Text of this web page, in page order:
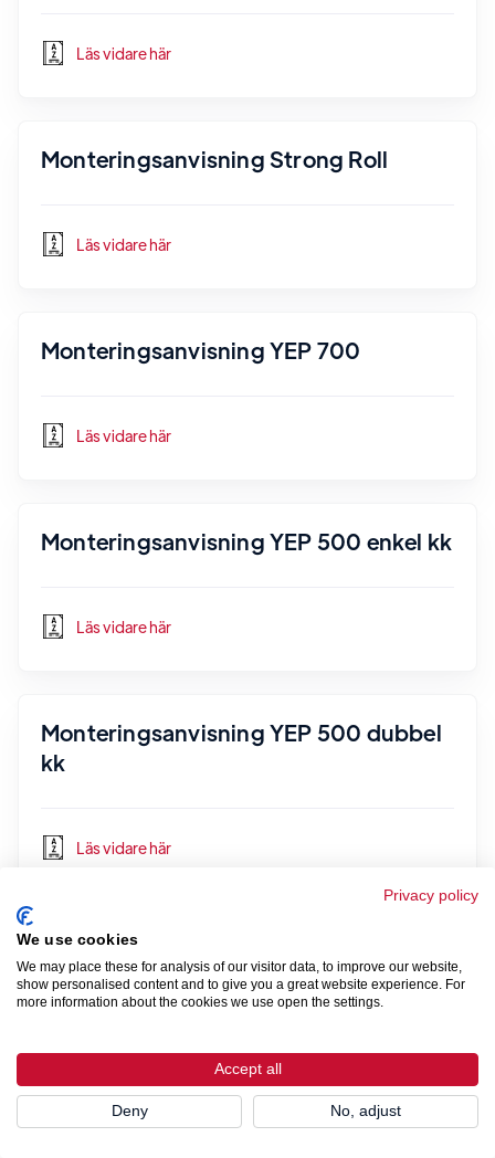
Läs vidare här
Monteringsanvisning Strong Roll
Läs vidare här
Monteringsanvisning YEP 700
Läs vidare här
Monteringsanvisning YEP 500 enkel kk
Läs vidare här
Monteringsanvisning YEP 500 dubbel
kk
Läs vidare här
Monteringsanvisning YAP 500
Privacy policy
We use cookies
We may place these for analysis of our visitor data, to improve our website,
show personalised content and to give you a great website experience. For
more information about the cookies we use open the settings.
Accept all
Deny No, adjust